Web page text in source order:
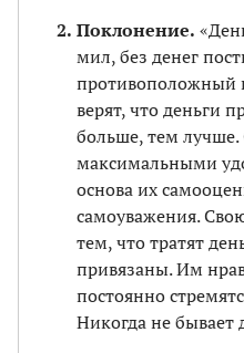
Поклонение.
мил, без денег
противоположный
верят, что деньги
больше, тем лучше.
максимальными
основа их
самоуважения.
тем, что тратят
привязаны. Им
постоянно
Никогда не бывает